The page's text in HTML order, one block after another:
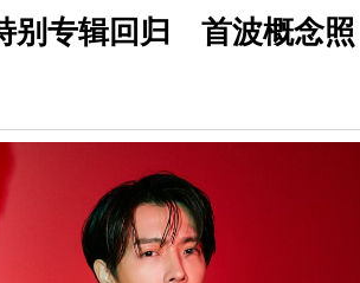
别专辑回归 首波概念照